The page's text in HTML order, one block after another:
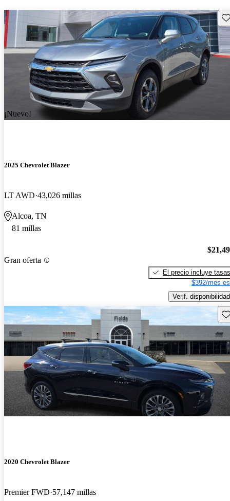
¡Nuevo!
2025 Chevrolet Blazer
LT AWD 43,026 millas
Alcoa, TN
81 millas
Gran oferta
El precio incluye tasas
$392/mes
Verif. disponibilidad
2020 Chevrolet Blazer
Premier FWD 57,147 millas